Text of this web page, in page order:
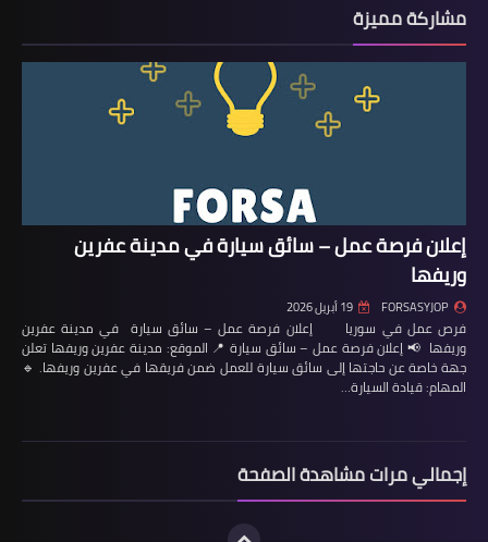
مشاركة مميزة
إعلان فرصة عمل – سائق سيارة في مدينة عفرين
وريفها
FORSASYJOP 19 أبريل 2026
فرص عمل في سوريا إعلان فرصة عمل – سائق سيارة في مدينة عفرين
وريفها 📢 إعلان فرصة عمل – سائق سيارة 📍 الموقع: مدينة عفرين وريفها تعلن
جهة خاصة عن حاجتها إلى سائق سيارة للعمل ضمن فريقها في عفرين وريفها. 🔹
المهام: قيادة السيارة…
إجمالي مرات مشاهدة الصفحة